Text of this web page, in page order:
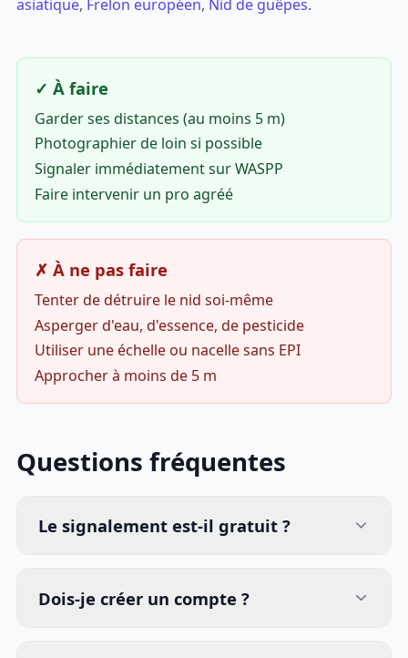
asiatique, Frelon européen, Nid de guêpes.
✓ À faire
Garder ses distances (au moins 5 m)
Photographier de loin si possible
Signaler immédiatement sur WASPP
Faire intervenir un pro agréé
✗ À ne pas faire
Tenter de détruire le nid soi-même
Asperger d'eau, d'essence, de pesticide
Utiliser une échelle ou nacelle sans EPI
Approcher à moins de 5 m
Questions fréquentes
Le signalement est-il gratuit ?
Dois-je créer un compte ?